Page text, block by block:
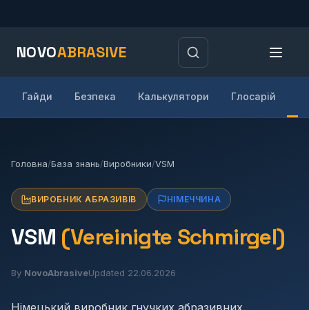
NOVOABRASIVE
Гайди Безпека Калькулятори Глосарій
Головна/База знань/Виробники/VSM
ВИРОБНИК АБРАЗИВІВ НІМЕЧЧИНА
VSM (Vereinigte Schmirgel)
By NovoAbrasiveUpdated 22.06.2026
Німецький виробник гнучких абразивних